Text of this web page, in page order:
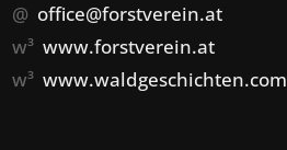
@ office@forstverein.at
w³www.forstverein.at
w³www.waldgeschichten.com